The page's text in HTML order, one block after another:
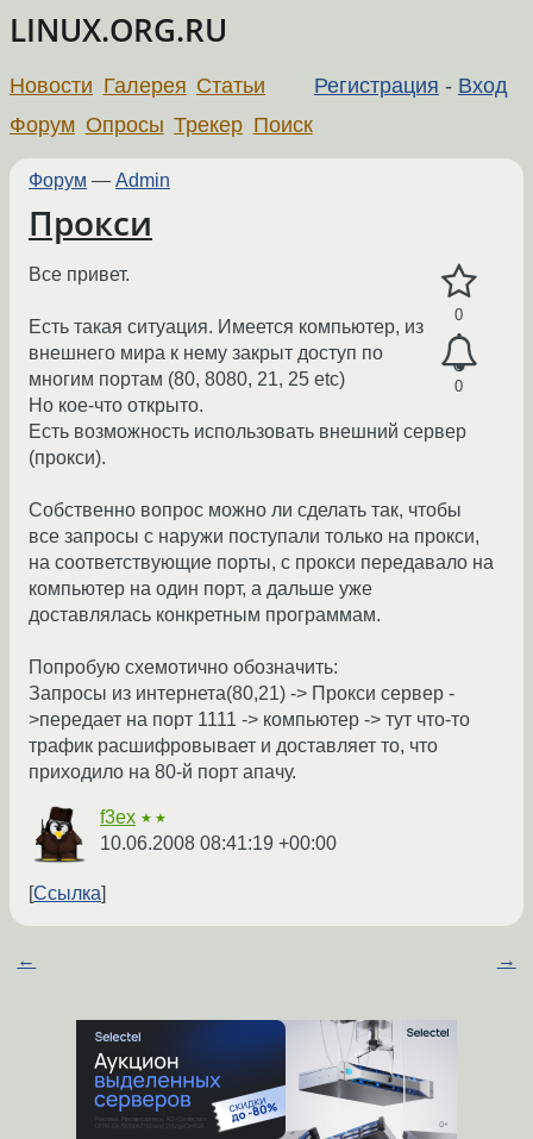
LINUX.ORG.RU
Регистрация - Вход
Новости Галерея Статьи
Форум Опросы Трекер Поиск
Форум — Admin
Прокси
0
0
Все привет.
Есть такая ситуация. Имеется компьютер, из
внешнего мира к нему закрыт доступ по
многим портам (80, 8080, 21, 25 etc)
Но кое-что открыто.
Есть возможность использовать внешний сервер
(прокси).
Собственно вопрос можно ли сделать так, чтобы
все запросы с наружи поступали только на прокси,
на соответствующие порты, с прокси передавало на
компьютер на один порт, а дальше уже
доставлялась конкретным программам.
Попробую схемотично обозначить:
Запросы из интернета(80,21) -> Прокси сервер -
>передает на порт 1111 -> компьютер -> тут что-то
трафик расшифровывает и доставляет то, что
приходило на 80-й порт апачу.
f3ex ★★
10.06.2008 08:41:19 +00:00
Ссылка
← →